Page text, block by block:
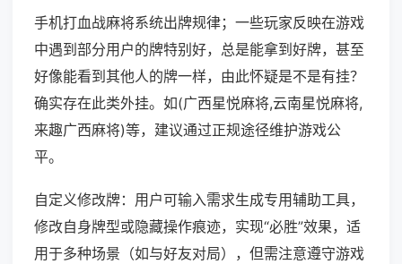
手机打血战麻将系统出牌规律；一些玩家反映在游戏
中遇到部分用户的牌特别好，总是能拿到好牌，甚至
好像能看到其他人的牌一样，由此怀疑是不是有挂？
确实存在此类外挂。如(广西星悦麻将,云南星悦麻将,
来趣广西麻将)等，建议通过正规途径维护游戏公
平。
自定义修改牌：用户可输入需求生成专用辅助工具，
修改自身牌型或隐藏操作痕迹，实现“必胜”效果，适
用于多种场景（如与好友对局），但需注意遵守游戏